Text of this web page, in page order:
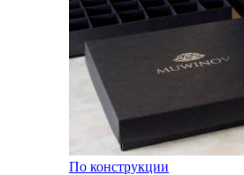
По конструкции